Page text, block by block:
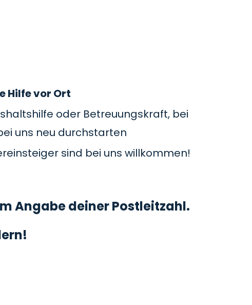
Hilfe vor Ort
oder Betreuungskraft, bei
uns neu durchstarten
sind bei uns willkommen!
Angabe deiner Postleitzahl.